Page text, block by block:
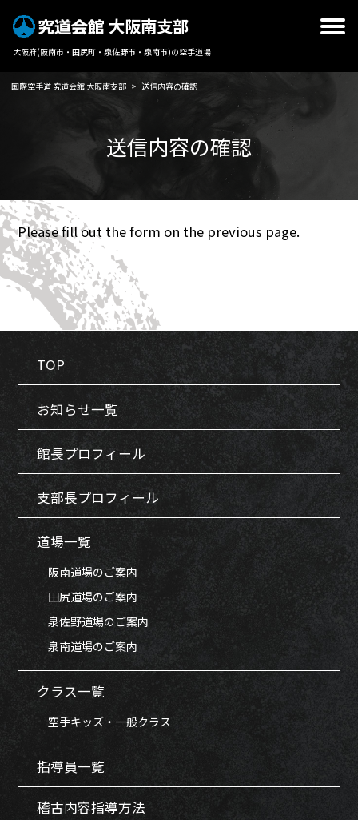
大阪南支部
大阪府(阪南市・田尻町・泉佐野市・泉南市)の空手道場
国際空手道 究道会館 大阪南支部 > 送信内容の確認
送信内容の確認
Please fill out the form on the previous page.
TOP
お知らせ一覧
館長プロフィール
支部長プロフィール
道場一覧
阪南道場のご案内
田尻道場のご案内
泉佐野道場のご案内
泉南道場のご案内
クラス一覧
空手キッズ・一般クラス
指導員一覧
稽古内容指導方法